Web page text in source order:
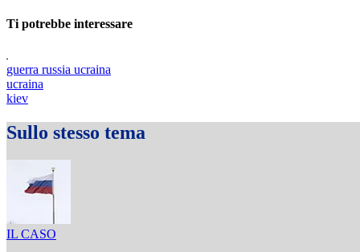
Ti potrebbe interessare
guerra russia ucraina
ucraina
kiev
Sullo stesso tema
IL CASO